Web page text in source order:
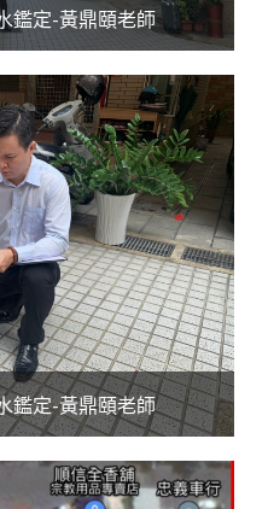
鑑定-黃鼎頤老師
鑑定-黃鼎頤老師